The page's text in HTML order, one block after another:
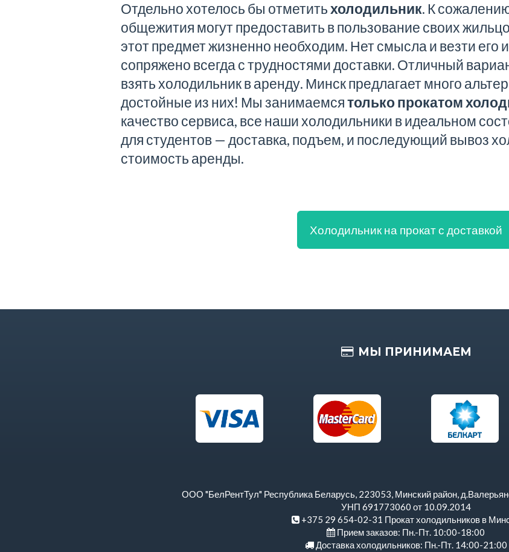
Отдельно хотелось бы отметитьхолодильник. К
общежития могут предоставить в пользование своих
этот предмет жизненно необходим. Нет смысла и везти его
сопряжено всегда с трудностями доставки. Отличный
взять холодильник в аренду. Минск предлагает много
достойные из них! Мы занимаемсятолько прокатом
качество сервиса, все наши холодильники в идеальном
для студентов — доставка, подъем, и последующий вывоз
стоимость аренды.
Холодильник на прокат с доставкой
МЫ ПРИНИМАЕМ
ООО "БелРентТул" Республика Беларусь, 223053, Минский район,
УНП 691773060 от 10.09.2014
+375 29 654-02-31 Прокат холодильников в
Прием заказов: Пн.-Пт. 10:00-18:00
Доставка холодильников: Пн.-Пт. 14:00-21:00